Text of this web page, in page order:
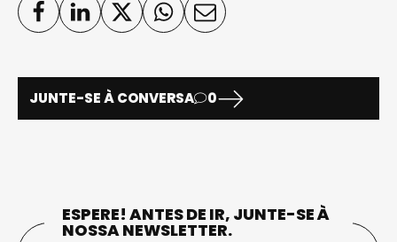
JUNTE-SE À CONVERSA 0
ESPERE! ANTES DE IR, JUNTE-SE À
NOSSA NEWSLETTER.